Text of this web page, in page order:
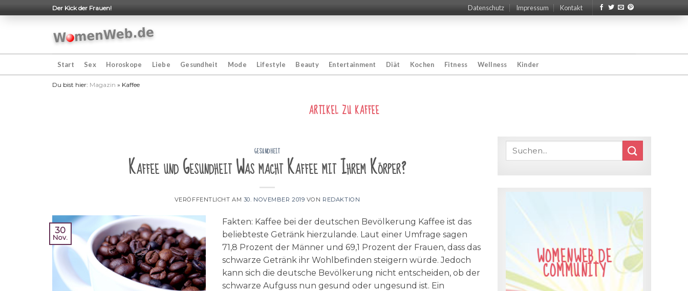
to
Der Kick der Frauen! Datenschutz Impressum Kontakt
Start Sex Horoskope Liebe Gesundheit Mode Lifestyle Beauty Entertainment Diät Kochen Fitness Wellness Kinder
Du bist hier: Magazin » Kaffee
ARTIKEL ZU KAFFEE
GESUNDHEIT
Kaffee und Gesundheit Was macht Kaffee mit Ihrem Körper?
VERÖFFENTLICHT AM 30. NOVEMBER 2019 VON REDAKTION
30
Nov.
Fakten: Kaffee bei der deutschen Bevölkerung Kaffee ist das
beliebteste Getränk hierzulande. Laut einer Umfrage sagen
71,8 Prozent der Männer und 69,1 Prozent der Frauen, dass das
schwarze Getränk ihr Wohlbefinden steigern würde. Jedoch
kann sich die deutsche Bevölkerung nicht entscheiden, ob der
schwarze Aufguss nun gesund oder ungesund ist. Ein
WOMENWEB.DE
COMMUNITY